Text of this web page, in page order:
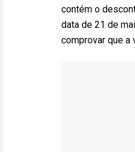
contém o
data de 21 de
comprovar que a